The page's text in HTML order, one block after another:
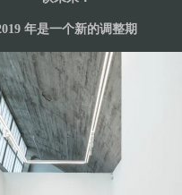
年是一个新的调整期